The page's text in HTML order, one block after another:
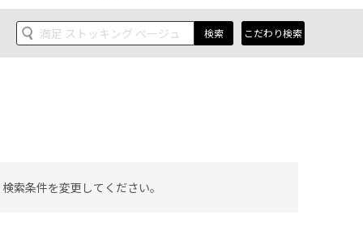
検索 こだわり検索
索条件を変更してください。